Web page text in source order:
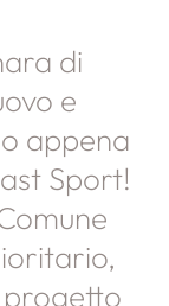
di
e
appena
Sport!